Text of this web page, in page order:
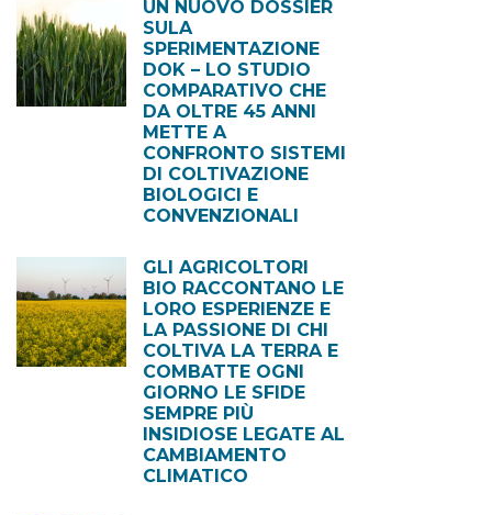
UN NUOVO DOSSIER
SULA
SPERIMENTAZIONE
DOK – LO STUDIO
COMPARATIVO CHE
DA OLTRE 45 ANNI
METTE A
CONFRONTO SISTEMI
DI COLTIVAZIONE
BIOLOGICI E
CONVENZIONALI
GLI AGRICOLTORI
BIO RACCONTANO LE
LORO ESPERIENZE E
LA PASSIONE DI CHI
COLTIVA LA TERRA E
COMBATTE OGNI
GIORNO LE SFIDE
SEMPRE PIÙ
INSIDIOSE LEGATE AL
CAMBIAMENTO
CLIMATICO